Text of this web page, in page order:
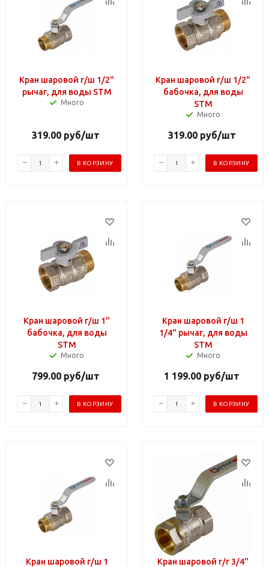
Кран шаровой г/ш 1/2"
рычаг, для воды STM
Много
319.00руб/шт
В КОРЗИНУ
Кран шаровой г/ш 1/2"
бабочка, для воды
STM
Много
319.00руб/шт
В КОРЗИНУ
Кран шаровой г/ш 1"
бабочка, для воды
STM
Много
799.00руб/шт
В КОРЗИНУ
Кран шаровой г/ш 1
1/4" рычаг, для воды
STM
Много
1 199.00 руб/шт
В КОРЗИНУ
Кран шаровой г/ш 1
Кран шаровой г/г 3/4"